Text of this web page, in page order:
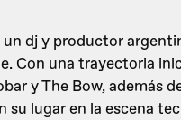
un dj y productor
Con una trayectoria
y The Bow, además
su lugar en la escena